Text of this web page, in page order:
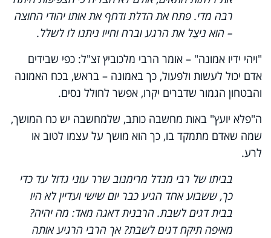
רבה מדי. פתח את הדלת ודחף את אותו יהודי החוצה
– הוא ניצֵל את הרגע וברח וחייו ניתנו לו לשלל.
"ויהי ידיו אמונה" – אומר הרבי מלכוביץ זצ"ל: כפי שבידים
אדם יכול לעשות ולפעול, כך באמונה – בראש, בכח האמונה
והבטחון הגמור שדברים יקרו, אפשר לחולל נסים.
ה"פלא יועץ" באות מחשבה כותב, שלמחשבה יש כח המושך,
שמה שאדם מתמקד בו, כך הוא מושך על עצמו לטוב או
לרע.
בביתו של רבי מנדל מרימנוב שרר עוני גדול עד כדי
כך, ששבוע אחד הגיע כבר יום שישי ועדיין לא היו
בבית דגים לשבת. הרבנית דאגה מאד: מה יהיה?
מאיפה תיקח דגים לשבת? אך הרבי הרגיע אותה